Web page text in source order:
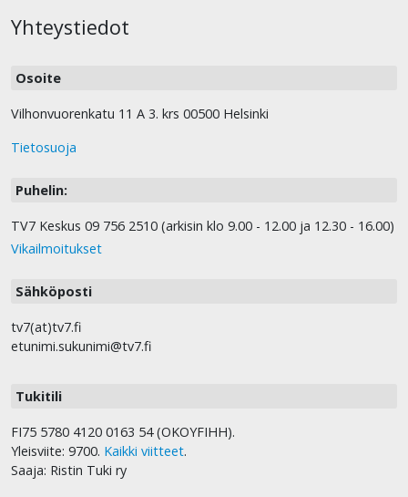
Yhteystiedot
Osoite
Vilhonvuorenkatu 11 A 3. krs 00500 Helsinki
Tietosuoja
Puhelin:
TV7 Keskus 09 756 2510 (arkisin klo 9.00 - 12.00 ja 12.30 - 16.00)
Vikailmoitukset
Sähköposti
tv7(at)tv7.fi
etunimi.sukunimi@tv7.fi
Tukitili
FI75 5780 4120 0163 54 (OKOYFIHH).
Yleisviite: 9700. Kaikki viitteet.
Saaja: Ristin Tuki ry